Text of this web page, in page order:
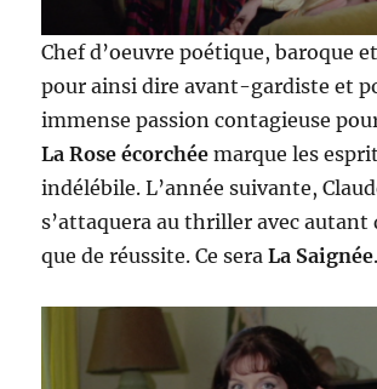
Chef d’oeuvre poétique, baroque
pour ainsi dire avant-gardiste et
immense passion contagieuse
La Rose écorchée marque les
indélébile. L’année suivante,
s’attaquera au thriller avec
que de réussite. Ce seraLa Saignée.